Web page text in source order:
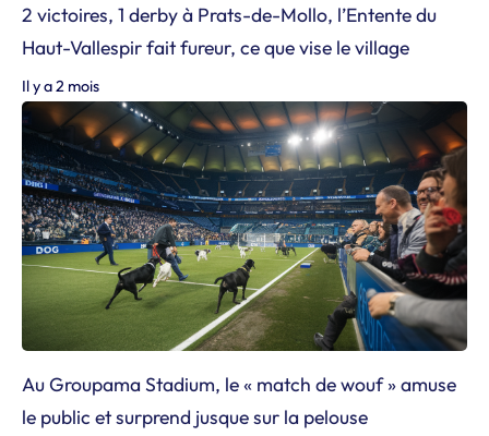
2 victoires, 1 derby à Prats-de-Mollo, l’Entente du
Haut-Vallespir fait fureur, ce que vise le village
Il y a 2 mois
Au Groupama Stadium, le « match de wouf » amuse
le public et surprend jusque sur la pelouse